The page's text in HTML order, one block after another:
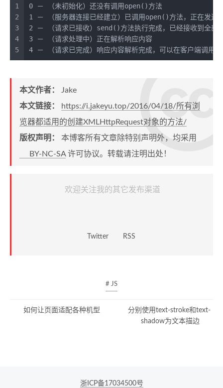
1
2
3
4
5
0 － （未初始化）还没有调用open()方法
1 － （服务器连接已经建立）已调用open()方法，正在发送
2 － （请求已接收）send()方法执行完成，已经接收到全部
3 － （请求处理中）正在解析响应内容
4 － （请求已完成）响应内容解析完成，可以在客户端调用了
本文作者：
Jake
本文链接：
https://i.jakeyu.top/2016/04/18/所有浏
览器都适用的创建XMLHttpRequest对象的方法/
版权声明： 本博客所有文章除特别声明外，均采用
BY-NC-SA许可协议。转载请注明出处！
欢迎关注我的其它发布渠道
Twitter RSS
# JS
如何让页面适配各种机型
分别使用text-stroke和text-
shadow为文本描边
浙ICP备17034500号